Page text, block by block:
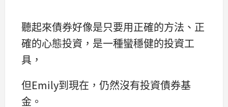
聽起來債券好像是只要用正確的方法、正
確的心態投資，是一種蠻穩健的投資工
具，
但Emily到現在，仍然沒有投資債券基
金。